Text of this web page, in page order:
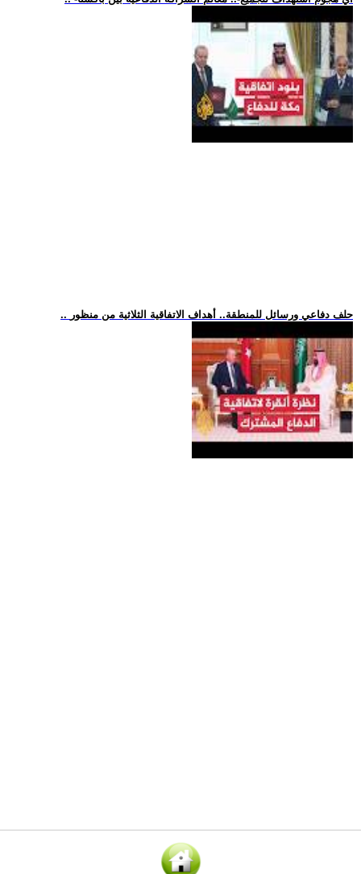
.. حلف دفاعي ورسائل للمنطقة.. أهداف الاتفاقية الثلاثية من منظور